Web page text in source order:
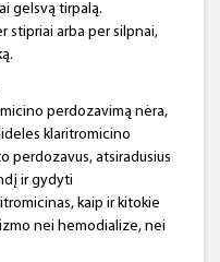
gelsvą tirpalą.
stipriai arba per silpnai,
perdozavimą nėra,
klaritromicino
perdozavus, atsiradusius
ir gydyti
kaip ir kitokie
nei hemodialize, nei